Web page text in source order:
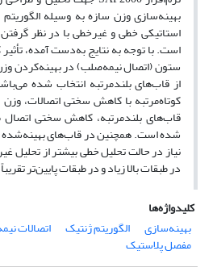
بهینه‌سازی وزن سازه به وسیله
است. با توجه به نتایج به‌دست آمده،
ستون (اتصال نیمه‌صلب) در بهینه‌کردن
از قاب‌های بلندمرتبه انتخاب شده
کوتاه‌مرتبه با کاهش سختی اتصالات،
قاب‌های بلندمرتبه، کاهش سختی
شده است. همچنین در قاب‌های بهینه‌شده
نیاز در حالت تحلیل خطی بیشتر از تحلیل
در طبقات بالا زیاد و در طبقات پایین‌تر
کلیدواژه‌ها
بهینه‌سازی
الگوریتم ژنتیک اتصالات
مفصل پلاستیک